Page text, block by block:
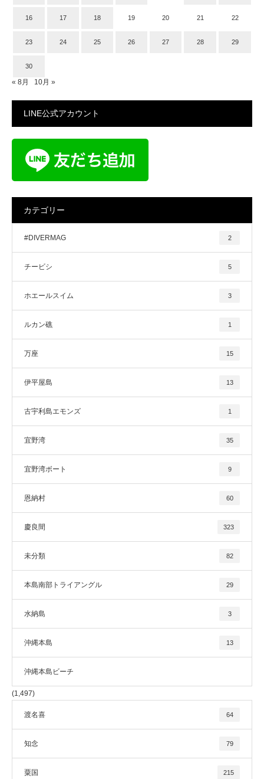
16 17 18 19 20 21 22
23 24 25 26 27 28 29
30
« 8月 10月 »
LINE公式アカウント
カテゴリー
#DIVERMAG 2
チービシ 5
ホエールスイム 3
ルカン礁 1
万座 15
伊平屋島 13
古宇利島エモンズ 1
宜野湾 35
宜野湾ボート 9
恩納村 60
慶良間 323
未分類 82
本島南部トライアングル 29
水納島 3
沖縄本島 13
沖縄本島ビーチ
(1,497)
渡名喜 64
知念 79
粟国 215